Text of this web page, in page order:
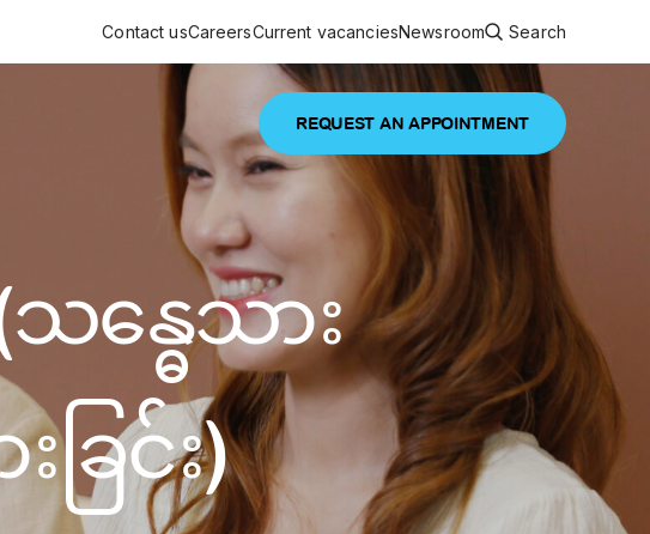
K
V
Featured article
& Announcements
services
for every stage of life
care
and continuing health care from prenatal
stages, coordinating with specialists as
providing comprehensive interdisciplinary
Pu Clinic
Care Facility Inaugurated in Yangon for
Families
REQUEST AN APPOINTMENT
Contact usCareersCurrent vacanciesNewsroom Search
သန္ဓေသား
ြင်း)